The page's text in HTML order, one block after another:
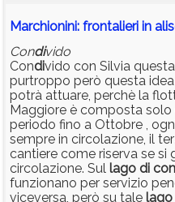
Marchionini: frontalieri in
Condivido
Condivido con Silvia
purtroppo però questa
potrà attuare, perchè la
Maggiore è composta solo
periodo fino a Ottobre ,
sempre in circolazione, il
cantiere come riserva se si
circolazione. Sul lago di
funzionano per servizio
viceversa, però su tale lago